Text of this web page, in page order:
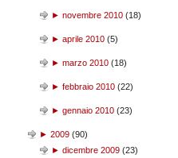
► novembre 2010 (18)
► aprile 2010 (5)
► marzo 2010 (18)
► febbraio 2010 (22)
► gennaio 2010 (23)
► 2009 (90)
► dicembre 2009 (23)